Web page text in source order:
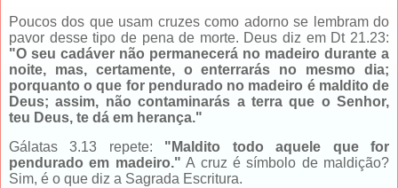
Poucos dos que usam cruzes como adorno se lembram do
pavor desse tipo de pena de morte. Deus diz em Dt 21.23:
"O seu cadáver não permanecerá no madeiro durante a
noite, mas, certamente, o enterrarás no mesmo dia;
porquanto o que for pendurado no madeiro é maldito de
Deus; assim, não contaminarás a terra que o Senhor,
teu Deus, te dá em herança."
Gálatas 3.13 repete: "Maldito todo aquele que for
pendurado em madeiro." A cruz é símbolo de maldição?
Sim, é o que diz a Sagrada Escritura.